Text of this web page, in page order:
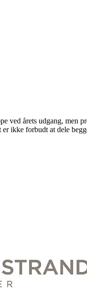
ved årets udgang, men
ikke forbudt at dele